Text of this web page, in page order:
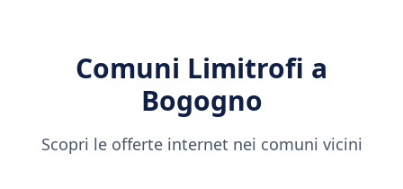
Comuni Limitrofi a
Bogogno
Scopri le offerte internet nei comuni vicini